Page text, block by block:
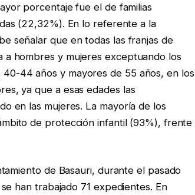
porcentaje fue el de familias
(22,32%). En lo referente a la
señalar que en todas las franjas de
a hombres y mujeres exceptuando los
44 años y mayores de 55 años, en los
ya que a esas edades las
en las mujeres. La mayoría de los
de protección infantil (93%), frente
de Basauri, durante el pasado
han trabajado 71 expedientes. En